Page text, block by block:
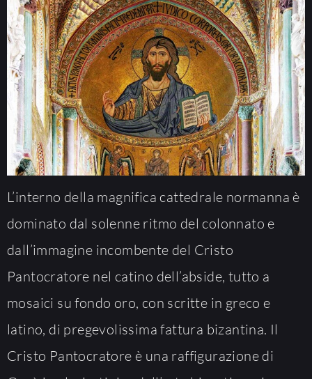
L’interno della magnifica cattedrale normanna è
dominato dal solenne ritmo del colonnato e
dall’immagine incombente del Cristo
Pantocratore nel catino dell’abside, tutto a
mosaici su fondo oro, con scritte in greco e
latino, di pregevolissima fattura bizantina. Il
Cristo Pantocratore è una raffigurazione di